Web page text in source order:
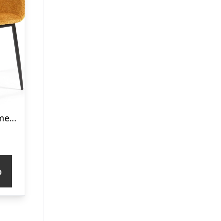
Spisebordsstol med armlæn Kave Home Konna i sennepsgul chenille og sort metal